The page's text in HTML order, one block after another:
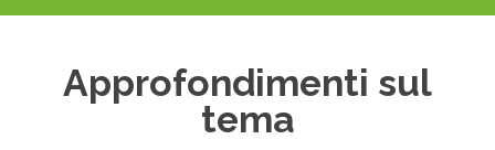
Approfondimenti sul
tema